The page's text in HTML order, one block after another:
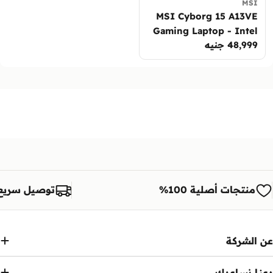
MSI
MSI Cyborg 15 A13VE
Gaming Laptop - Intel
Core i7-13620H, 16GB
DDR5, 512GB SSD,
السعر
العادي
48,999 جنيه
منتجات أصلية 100% توصيل
عن الشركة